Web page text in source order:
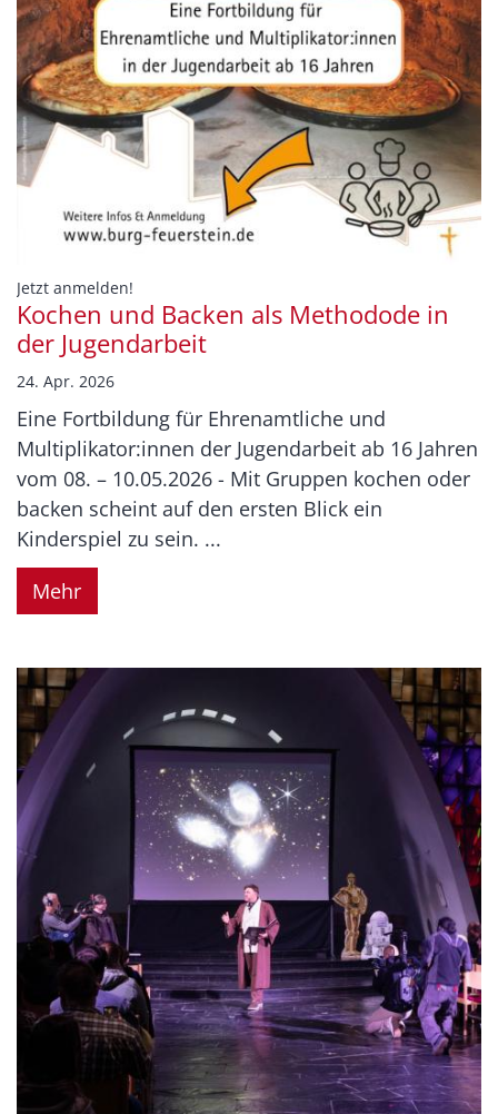
Jetzt anmelden!
Kochen und Backen als Methodode in
der Jugendarbeit
24. Apr. 2026
Eine Fortbildung für Ehrenamtliche und
Multiplikator:innen der Jugendarbeit ab 16 Jahren
vom 08. – 10.05.2026 - Mit Gruppen kochen oder
backen scheint auf den ersten Blick ein
Kinderspiel zu sein. ...
Mehr